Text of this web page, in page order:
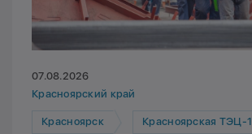
07.08.2026
Красноярский край
Красноярск Красноярская ТЭЦ-1